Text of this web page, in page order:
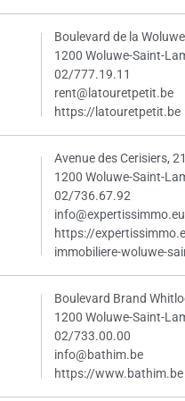
Boulevard de la
1200 Woluwe-Saint-
02/777.19.11
rent@latouretpetit.be
https://latouretpetit.be
Avenue des Cerisiers,
1200 Woluwe-Saint-
02/736.67.92
info@expertissimmo.eu
https://
immobiliere-woluwe-
Boulevard Brand
1200 Woluwe-Saint-
02/733.00.00
info@bathim.be
https://www.bathim.be